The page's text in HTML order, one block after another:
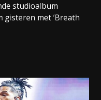
studioalbum
gisteren met ‘Breath